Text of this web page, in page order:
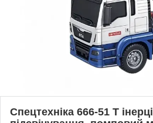
Спецтехніка 666-51 T